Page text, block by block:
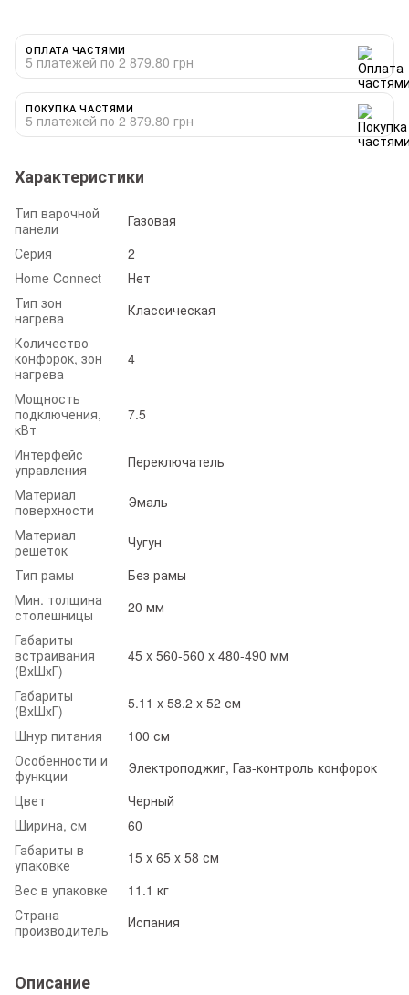
ОПЛАТА ЧАСТЯМИ
5 платежей по 2 879.80 грн
ПОКУПКА ЧАСТЯМИ
5 платежей по 2 879.80 грн
Характеристики
Тип варочной
панели
Газовая
Серия
2
Home Connect
Нет
Тип зон
нагрева
Классическая
Количество
конфорок, зон
нагрева
4
Мощность
подключения,
кВт
7.5
Интерфейс
управления
Переключатель
Материал
поверхности
Эмаль
Материал
решеток
Чугун
Тип рамы
Без рамы
Мин. толщина
столешницы
20 мм
Габариты
встраивания
(ВхШхГ)
45 x 560-560 x 480-490 мм
Габариты
(ВхШхГ)
5.11 x 58.2 x 52 см
Шнур питания
100 см
Особенности и
функции
Электроподжиг, Газ-контроль конфорок
Цвет
Черный
Ширина, см
60
Габариты в
упаковке
15 x 65 x 58 см
Вес в упаковке
11.1 кг
Страна
производитель
Испания
Описание